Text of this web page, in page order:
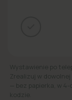
Wystawienie po
Zrealizuj w
— bez papierka, w
kodzie.